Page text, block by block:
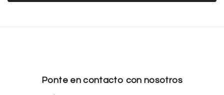
Ponte en contacto con nosotros